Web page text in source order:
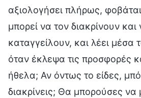
αξιολογήσει πλήρως,
μπορεί να τον διακρίνουν και
καταγγείλουν, και λέει μέσα
όταν έκλεψα τις προσφορές
ήθελα; Αν όντως το είδες,
διακρίνεις; Θα μπορούσες να